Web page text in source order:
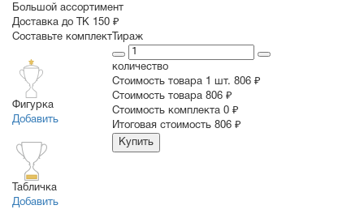
Большой ассортимент
Доставка до ТК 150 ₽
Составьте комплект
Фигурка
Добавить
Табличка
Добавить
Тираж
количество
Стоимость товара 1 шт. 806 ₽
Cтоимость товара 806 ₽
Стоимость комплекта 0 ₽
Итоговая стоимость 806 ₽
Купить